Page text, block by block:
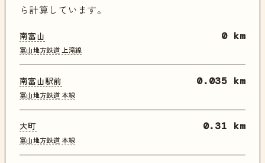
ら計算しています。
南富山
富山地方鉄道 上滝線
0 km
南富山駅前
富山地方鉄道 本線
0.035 km
大町
富山地方鉄道 本線
0.31 km